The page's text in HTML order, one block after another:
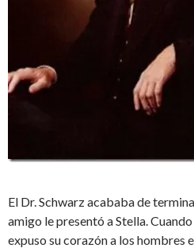
El Dr. Schwarz acababa de
amigo le presentó a Stella.
expuso su corazón a los hombres